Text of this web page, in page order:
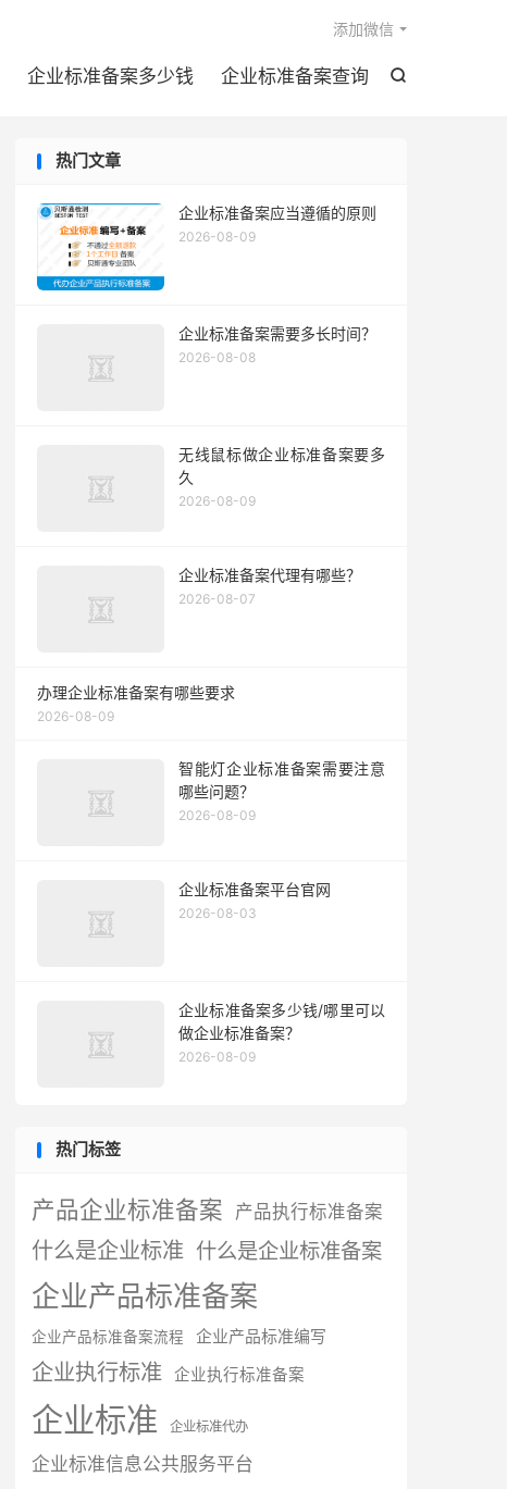

企业标准备案多少钱 企业标准备案查询
添加微信
热门文章
企业标准备案应当遵循的原则
2026-08-09
企业标准备案需要多长时间？
2026-08-08
无线鼠标做企业标准备案要多
久
2026-08-09
企业标准备案代理有哪些？
2026-08-07
办理企业标准备案有哪些要求
2026-08-09
智能灯企业标准备案需要注意
哪些问题？
2026-08-09
企业标准备案平台官网
2026-08-03
企业标准备案多少钱/哪里可以
做企业标准备案？
2026-08-09
热门标签
产品企业标准备案 产品执行标准备案
什么是企业标准 什么是企业标准备案
企业产品标准备案
企业产品标准备案流程 企业产品标准编写
企业执行标准 企业执行标准备案
企业标准 企业标准代办
企业标准信息公共服务平台